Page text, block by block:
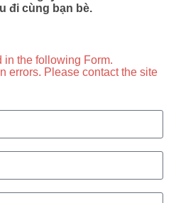
đi cùng bạn bè.
in the following Form.
errors. Please contact the site